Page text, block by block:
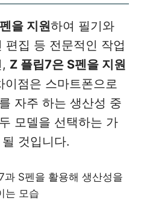
을 지원하여 필기와
편집 등 전문적인 작업
Z 플립7은 S펜을 지원
이점은 스마트폰으로
자주 하는 생산성 중
모델을 선택하는 가
것입니다.